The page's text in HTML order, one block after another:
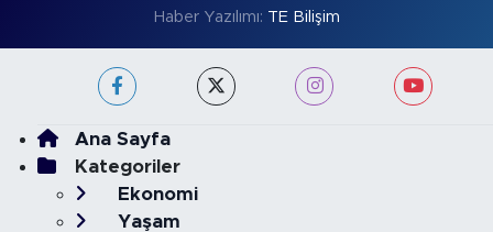
Haber Yazılımı: TE Bilişim
Ana Sayfa
Kategoriler
Ekonomi
Yaşam